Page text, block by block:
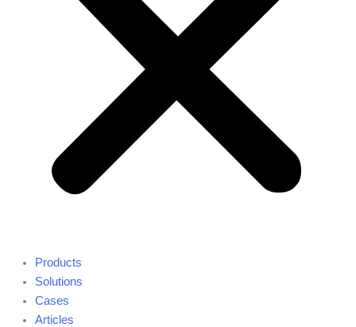
Products
Solutions
Cases
Articles